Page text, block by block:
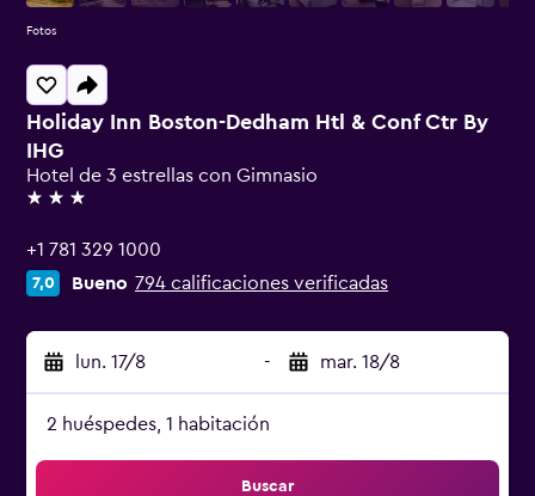
Holiday Inn Boston-Dedham Htl & Conf Ctr By
IHG
Hotel de 3 estrellas con Gimnasio
3 estrellas
+1 781 329 1000
7,0 Bueno 794 calificaciones verificadas
lun. 17/8 - mar. 18/8
2 huéspedes, 1 habitación
Buscar
Fotos